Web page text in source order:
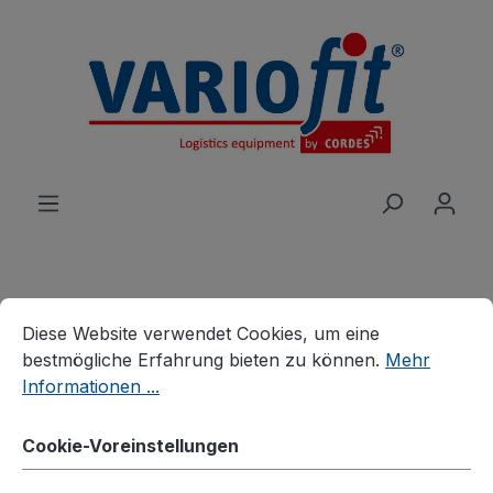
Produkte
Branchenlösungen
Palettenhandling
Palettenaufsätze
Cookie-Voreinstellungen
Diese Website verwendet Cookies, um eine bestmögliche
Diese Website verwendet Cookies, um eine
bestmögliche Erfahrung bieten zu können. Mehr
Informationen ...
Cookie-Voreinstellungen